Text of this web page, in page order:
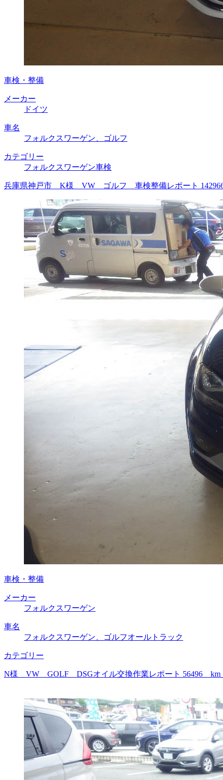
車検・整備
メーカー
ドイツ
車名
フォルクスワーゲン、ゴルフ
カテゴリー
フォルクスワーゲン車検
兵庫県神戸市 K様 VW ゴルフ 車検整備レポート 142966
車検・整備
メーカー
フォルクスワーゲン
車名
フォルクスワーゲン、ゴルフオールトラック
カテゴリー
N様 VW GOLF DSGオイル交換作業レポート 56496 km